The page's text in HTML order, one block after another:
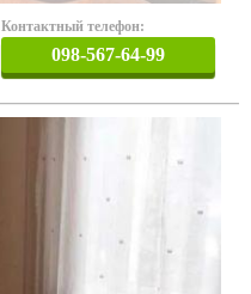
Контактный телефон:
098-567-64-99